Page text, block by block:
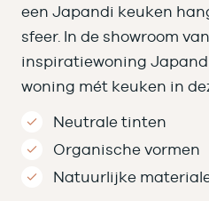
een Japandi keuken
sfeer. In de showroom
inspiratiewoning
woning mét keuken in
Neutrale tinten
Organische vormen
Natuurlijke